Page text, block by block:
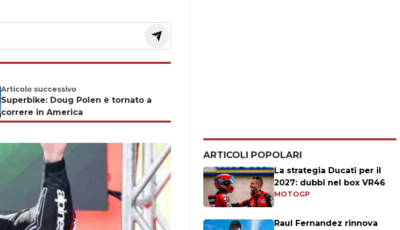
Articolo successivo
Superbike: Doug Polen è tornato a
correre in America
ARTICOLI POPOLARI
La strategia Ducati per il
2027: dubbi nel box VR46
MOTOGP
Raul Fernandez rinnova